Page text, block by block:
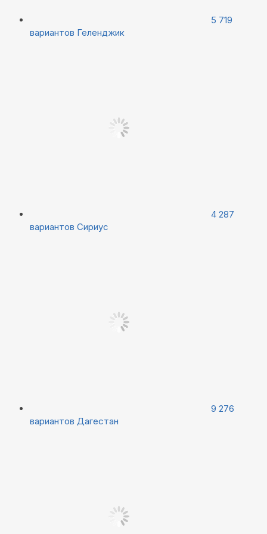
5 719
вариантов Геленджик
4 287
вариантов Сириус
9 276
вариантов Дагестан